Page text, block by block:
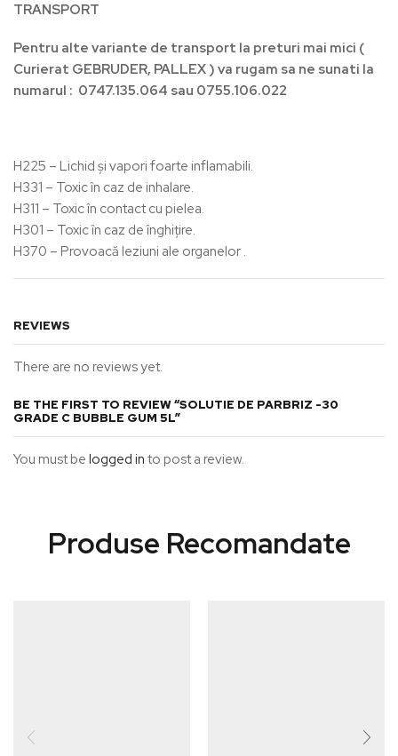
TRANSPORT
Pentru alte variante de transport la preturi mai mici (
Curierat GEBRUDER, PALLEX ) va rugam sa ne sunati la
numarul : 0747.135.064 sau 0755.106.022
H225 – Lichid şi vapori foarte inflamabili.
H331 – Toxic în caz de inhalare.
H311 – Toxic în contact cu pielea.
H301 – Toxic în caz de înghiţire.
H370 – Provoacă leziuni ale organelor .
REVIEWS
There are no reviews yet.
BE THE FIRST TO REVIEW “SOLUTIE DE PARBRIZ -30
GRADE C BUBBLE GUM 5L”
You must be logged in to post a review.
Produse Recomandate